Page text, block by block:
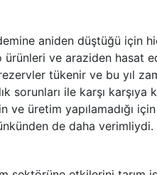
aniden düştüğü için
ve araziden hasat
tükenir ve bu yıl
sorunları ile karşı
üretim yapılamadığı
de daha verimliydi.